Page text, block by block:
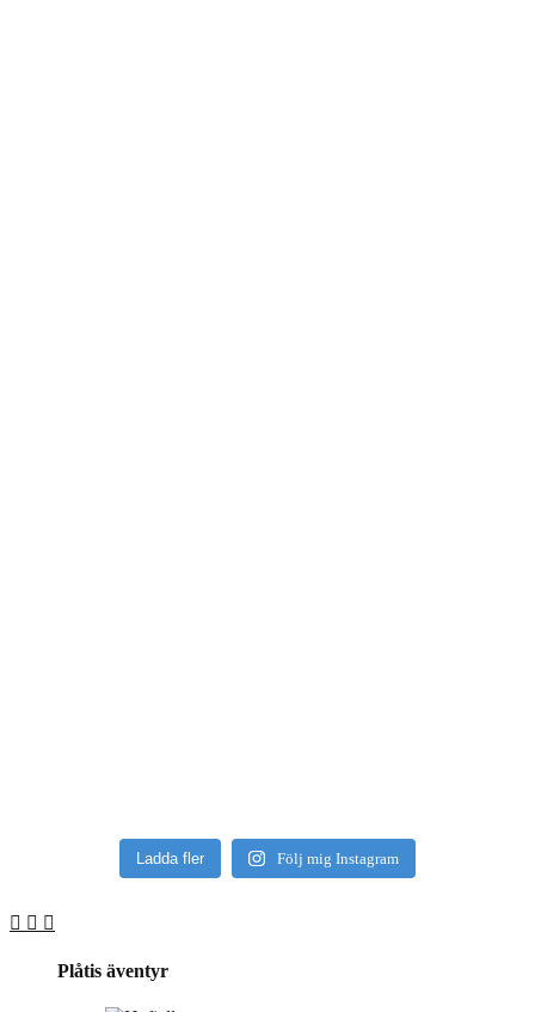
Ladda fler Följ mig Instagram
Plåtis äventyr